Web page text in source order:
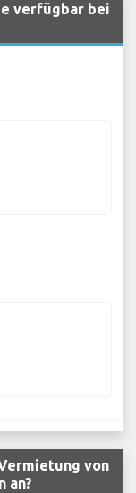
verfügbar bei
von
an?